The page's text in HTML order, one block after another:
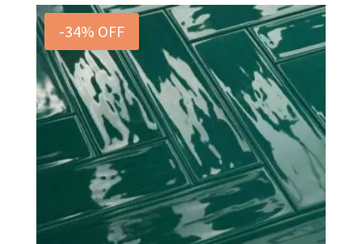
era:
$ 106.364.
es:
$ 63.521.
-34% OFF